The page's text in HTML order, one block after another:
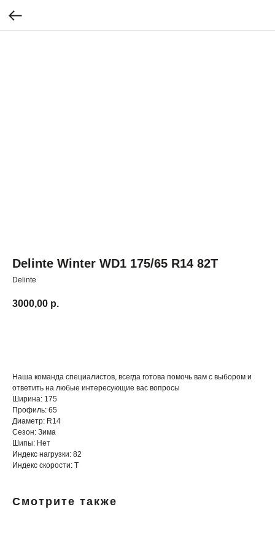
Delinte Winter WD1 175/65 R14 82T
Delinte
3000,00 р.
Наша команда специалистов, всегда готова помочь вам с выбором и
ответить на любые интересующие вас вопросы
Ширина: 175
Профиль: 65
Диаметр: R14
Сезон: Зима
Шипы: Нет
Индекс нагрузки: 82
Индекс скорости: T
Смотрите также